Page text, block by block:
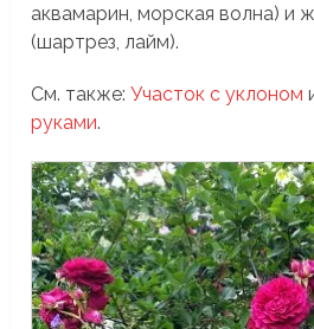
аквамарин, морская волна) и
(шартрез, лайм).
См. также:Участок с уклоном
руками.